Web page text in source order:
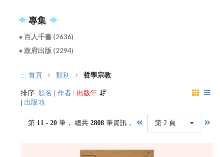
專集
● 百人千書 (2636)
● 政府出版 (2294)
::: 首頁 類別 哲學宗教
排序: 題名 作者
出版年
出版地
第 11 - 20 筆， 總共 2808筆資訊， 第 2 頁